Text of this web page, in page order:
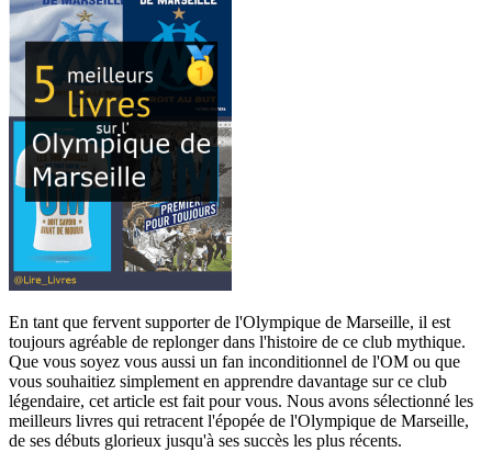
En tant que fervent supporter de l'Olympique de Marseille, il est
toujours agréable de replonger dans l'histoire de ce club mythique.
Que vous soyez vous aussi un fan inconditionnel de l'OM ou que
vous souhaitiez simplement en apprendre davantage sur ce club
légendaire, cet article est fait pour vous. Nous avons sélectionné les
meilleurs livres qui retracent l'épopée de l'Olympique de Marseille,
de ses débuts glorieux jusqu'à ses succès les plus récents.